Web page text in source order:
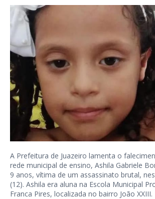
A Prefeitura de Juazeiro lamenta o
rede municipal de ensino, Ashila Gabriele
9 anos, vítima de um assassinato brutal,
(12). Ashila era aluna na Escola Municipal
Franca Pires, localizada no bairro João XXIII.